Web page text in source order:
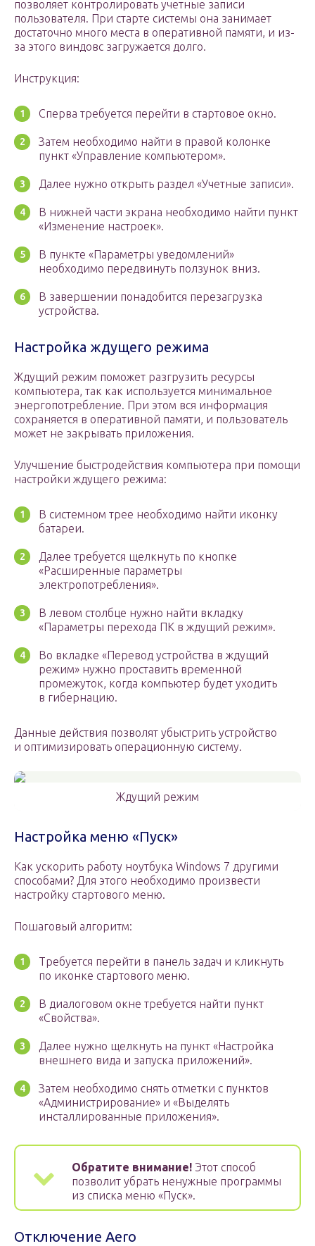
позволяет контролировать учетные записи
пользователя. При старте системы она занимает
достаточно много места в оперативной памяти, и из-
за этого виндовс загружается долго.
Инструкция:
Сперва требуется перейти в стартовое окно.
Затем необходимо найти в правой колонке
пункт «Управление компьютером».
Далее нужно открыть раздел «Учетные записи».
В нижней части экрана необходимо найти пункт
«Изменение настроек».
В пункте «Параметры уведомлений»
необходимо передвинуть ползунок вниз.
В завершении понадобится перезагрузка
устройства.
Настройка ждущего режима
Ждущий режим поможет разгрузить ресурсы
компьютера, так как используется минимальное
энергопотребление. При этом вся информация
сохраняется в оперативной памяти, и пользователь
может не закрывать приложения.
Улучшение быстродействия компьютера при помощи
настройки ждущего режима:
В системном трее необходимо найти иконку
батареи.
Далее требуется щелкнуть по кнопке
«Расширенные параметры
электропотребления».
В левом столбце нужно найти вкладку
«Параметры перехода ПК в ждущий режим».
Во вкладке «Перевод устройства в ждущий
режим» нужно проставить временной
промежуток, когда компьютер будет уходить
в гибернацию.
Данные действия позволят убыстрить устройство
и оптимизировать операционную систему.
Ждущий режим
Настройка меню «Пуск»
Как ускорить работу ноутбука Windows 7 другими
способами? Для этого необходимо произвести
настройку стартового меню.
Пошаговый алгоритм:
Требуется перейти в панель задач и кликнуть
по иконке стартового меню.
В диалоговом окне требуется найти пункт
«Свойства».
Далее нужно щелкнуть на пункт «Настройка
внешнего вида и запуска приложений».
Затем необходимо снять отметки с пунктов
«Администрирование» и «Выделять
инсталлированные приложения».
Обратите внимание! Этот способ
позволит убрать ненужные программы
из списка меню «Пуск».
Отключение Aero